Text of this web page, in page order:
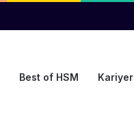
Best of HSM Kariyer